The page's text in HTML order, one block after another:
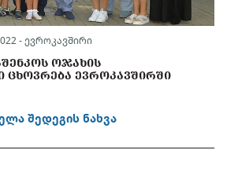
- ევროკავშირი
ᲝᲯᲐᲮᲘᲡ
ᲔᲕᲠᲝᲙᲐᲕᲨᲘᲠᲨᲘ
შედეგის ნახვა